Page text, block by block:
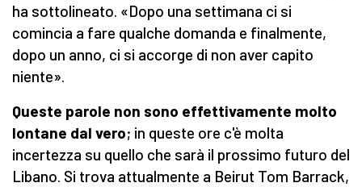
ha sottolineato. «Dopo una settimana ci si
comincia a fare qualche domanda e finalmente,
dopo un anno, ci si accorge di non aver capito
niente».
Queste parole non sono effettivamente molto
lontane dal vero; in queste ore c'è molta
incertezza su quello che sarà il prossimo futuro del
Libano. Si trova attualmente a Beirut Tom Barrack,